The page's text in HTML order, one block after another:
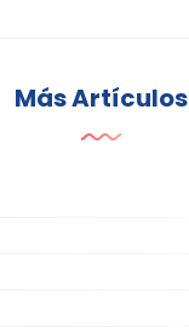
Más Artículos